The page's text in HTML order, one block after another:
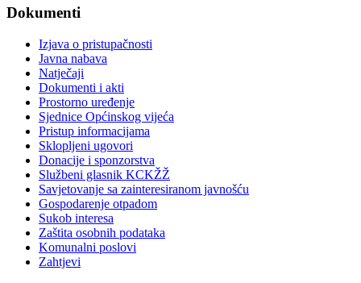
Dokumenti
Izjava o pristupačnosti
Javna nabava
Natječaji
Dokumenti i akti
Prostorno uređenje
Sjednice Općinskog vijeća
Pristup informacijama
Sklopljeni ugovori
Donacije i sponzorstva
Službeni glasnik KCKŽŽ
Savjetovanje sa zainteresiranom javnošću
Gospodarenje otpadom
Sukob interesa
Zaštita osobnih podataka
Komunalni poslovi
Zahtjevi